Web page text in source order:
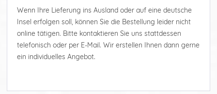
Wenn Ihre Lieferung ins Ausland oder auf eine deutsche
Insel erfolgen soll, können Sie die Bestellung leider nicht
online tätigen. Bitte kontaktieren Sie uns stattdessen
telefonisch oder per E-Mail. Wir erstellen Ihnen dann gerne
ein individuelles Angebot.